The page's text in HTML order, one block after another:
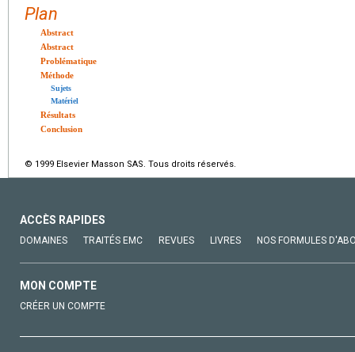
Plan
Abstract
Abstract
Problématique
Méthode
Sujets
Matériel
Résultats
Conclusion
© 1999 Elsevier Masson SAS. Tous droits réservés.
ACCÈS RAPIDES
DOMAINES TRAITÉS EMC REVUES LIVRES NOS FORMULES
MON COMPTE
CRÉER UN COMPTE